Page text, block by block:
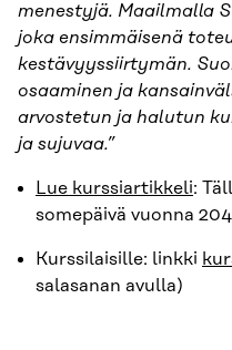
menestyjä. Maailmalla
joka ensimmäisenä
kestävyyssiirtymän.
osaaminen ja
arvostetun ja halutun
ja sujuvaa.”
Lue kurssiartikkeli:
somepäivä vuonna
Kurssilaisille: linkki
salasanan avulla)